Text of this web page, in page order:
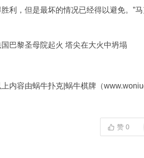
利，但是最坏的情况已经得以避免。”
国巴黎圣母院起火 塔尖在大火中坍塌
上内容由蜗牛扑克|蜗牛棋牌（
赞 0